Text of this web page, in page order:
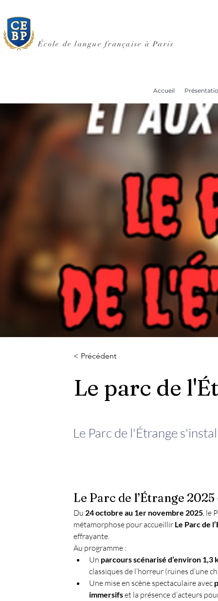
École de langue française à Paris
Accueil
< Précédent
Le parc de
Le Parc de l'Étrange
Le Parc de l’Étrange
Du 24 octobre au 1er novembre 2025, le
métamorphose pour accueillir Le Parc de
effrayante.
Au programme :
Un parcours scénarisé d’environ 1,3
classiques de l’horreur (ruines d’une
Une mise en scène spectaculaire avec
immersifs et la présence d’acteurs